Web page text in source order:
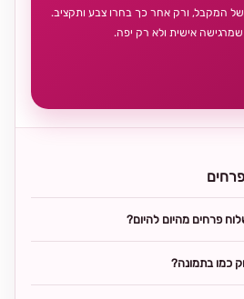
של המקבל, ורק אחר כך בחרו צבע ותקציב.
אישית ולא רק יפה.
פרחים מהיום להיום?
כמו בתמונה?